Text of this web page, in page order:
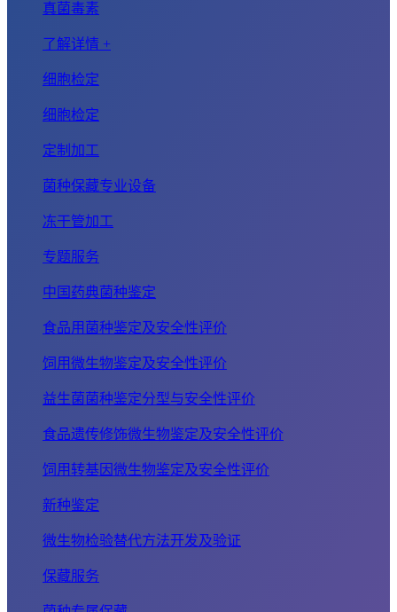
真菌毒素
了解详情 +
细胞检定
细胞检定
定制加工
菌种保藏专业设备
冻干管加工
专题服务
中国药典菌种鉴定
食品用菌种鉴定及安全性评价
饲用微生物鉴定及安全性评价
益生菌菌种鉴定分型与安全性评价
食品遗传修饰微生物鉴定及安全性评价
饲用转基因微生物鉴定及安全性评价
新种鉴定
微生物检验替代方法开发及验证
保藏服务